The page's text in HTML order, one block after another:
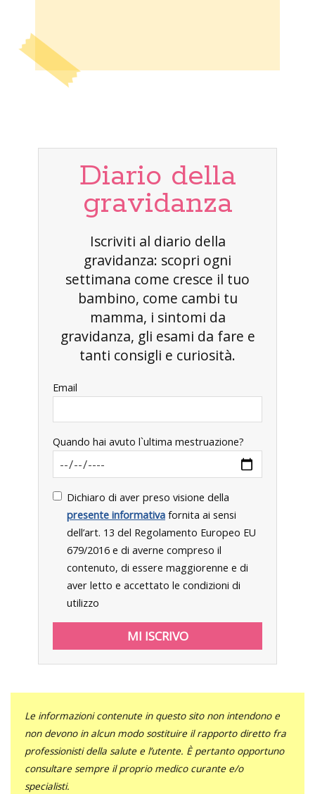
Diario della
gravidanza
Iscriviti al diario della
gravidanza: scopri ogni
settimana come cresce il tuo
bambino, come cambi tu
mamma, i sintomi da
gravidanza, gli esami da fare e
tanti consigli e curiosità.
Email
Quando hai avuto l`ultima mestruazione?
Dichiaro di aver preso visione della
presente informativa fornita ai sensi
dell’art. 13 del Regolamento Europeo EU
679/2016 e di averne compreso il
contenuto, di essere maggiorenne e di
aver letto e accettato le condizioni di
utilizzo
Le informazioni contenute in questo sito non intendono e
non devono in alcun modo sostituire il rapporto diretto fra
professionisti della salute e l’utente. È pertanto opportuno
consultare sempre il proprio medico curante e/o
specialisti.